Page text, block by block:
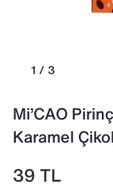
1 / 3
Mi’CAO
Karamel
39 TL